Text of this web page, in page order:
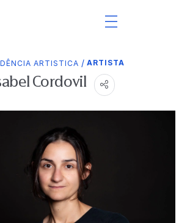
ARTISTICA / ARTISTA
Cordovil